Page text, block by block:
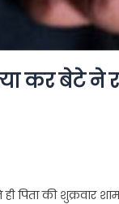
कर बेटे
की शुक्रवार